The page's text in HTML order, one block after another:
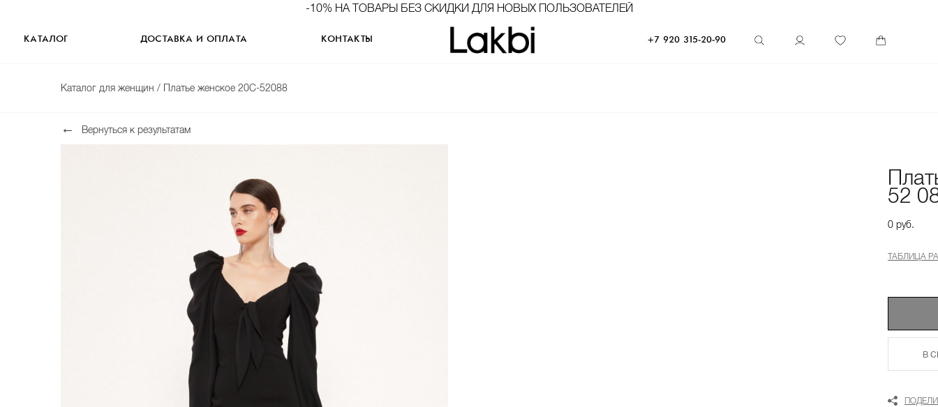
-10% НА ТОВАРЫ БЕЗ СКИДКИ ДЛЯ НОВЫХ ПОЛЬЗОВАТЕЛЕЙ
КАТАЛОГ ДОСТАВКА И ОПЛАТА КОНТАКТЫ +7 920 315-20-90
Каталог для женщин / Платье женское 20С-52088
Вернуться к результатам
52
0 руб.
ТАБЛИЦА
В